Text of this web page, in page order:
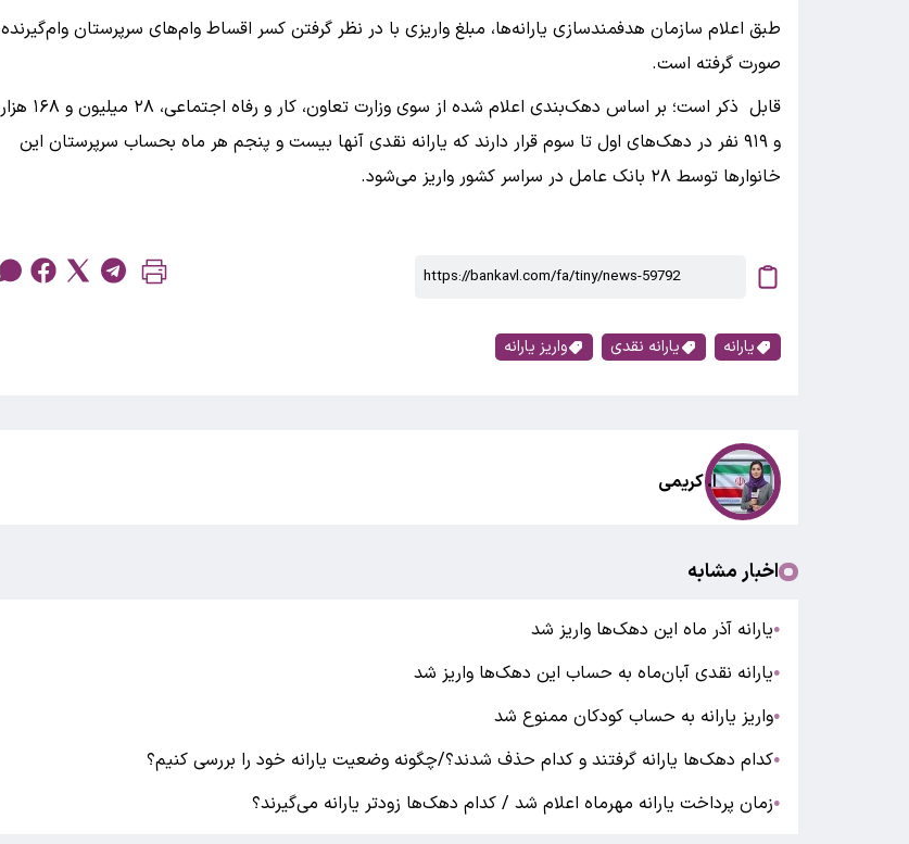
طبق اعلام سازمان هدفمندسازی یارانه‌ها، مبلغ واریزی با در نظر گرفتن کسر اقساط وام‌های سرپرستان وام‌گیرنده
صورت گرفته است.
قابل ذکر است؛ بر اساس دهک‌بندی اعلام شده از سوی وزارت تعاون، کار و رفاه اجتماعی، ۲۸ میلیون و ۱۶۸ هزار
و ۹۱۹ نفر در دهک‌های اول تا سوم قرار دارند که یارانه نقدی آنها بیست و پنجم هر ماه بحساب سرپرستان این
خانوارها توسط ٢٨ بانک عامل در سراسر کشور واریز می‌شود.
یارانه یارانه نقدی واریز یارانه
ا. کریمی
اخبار مشابه
●یارانه آذر ماه این دهک‌ها واریز شد
●یارانه نقدی آبان‌ماه به حساب این دهک‌ها واریز شد
●واریز یارانه به حساب کودکان ممنوع شد
●کدام دهک‌ها یارانه گرفتند و کدام حذف شدند؟/چگونه وضعیت یارانه خود را بررسی کنیم؟
●زمان پرداخت یارانه مهرماه اعلام شد / کدام دهک‌ها زودتر یارانه می‌گیرند؟